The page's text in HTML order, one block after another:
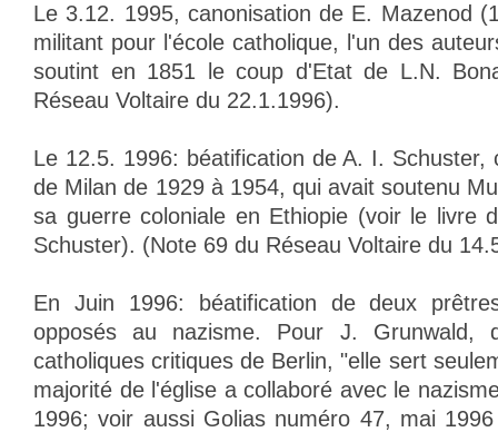
Le 3.12. 1995, canonisation de E. Mazenod
militant pour l'école catholique, l'un des
soutint en 1851 le coup d'Etat de L.N.
Réseau Voltaire du 22.1.1996).
Le 12.5. 1996: béatification de A. I. Schuster,
de Milan de 1929 à 1954, qui avait soutenu
sa guerre coloniale en Ethiopie (voir le livre
Schuster). (Note 69 du Réseau Voltaire du
En Juin 1996: béatification de deux
opposés au nazisme. Pour J. Grunwald,
catholiques critiques de Berlin, "elle sert
majorité de l'église a collaboré avec le
1996; voir aussi Golias numéro 47, mai